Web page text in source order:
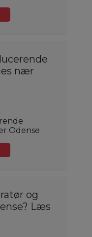
nær
Odense
og
Læs